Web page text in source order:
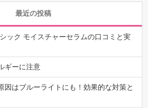
最近の投稿
ック モイスチャーセラムの口コミと実
ギーに注意
因はブルーライトにも！効果的な対策と